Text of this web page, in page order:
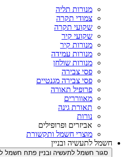
מנורות תליה
צמודי תקרה
שקועי תקרה
שקועי קיר
מנורות קיר
מנורות עמידה
מנורות שולחן
פסי צבירה
פסי צבירה מגנטיים
פרופיל תאורה
מאווררים
תאורת גינה
נורות
אביזרים ופרופילים
מוצרי חשמל ותקשורת
חשמל לתעשיה ובניין
סגור חשמל לתעשיה ובניין פתח חשמל